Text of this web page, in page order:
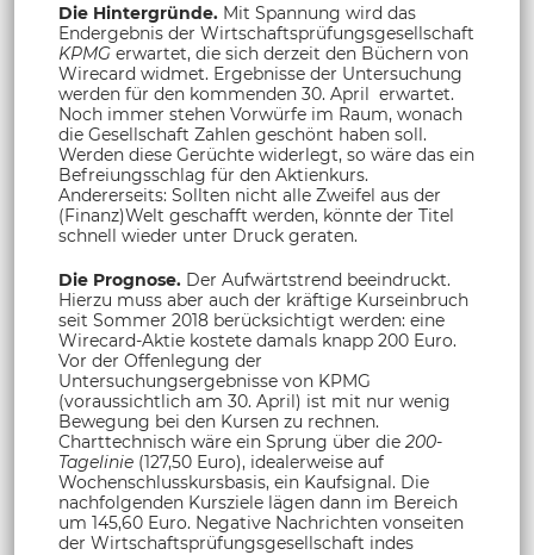
Die Hintergründe. Mit Spannung wird das
Endergebnis der Wirtschaftsprüfungsgesellschaft
KPMG erwartet, die sich derzeit den Büchern von
Wirecard widmet. Ergebnisse der Untersuchung
werden für den kommenden 30. April erwartet.
Noch immer stehen Vorwürfe im Raum, wonach
die Gesellschaft Zahlen geschönt haben soll.
Werden diese Gerüchte widerlegt, so wäre das ein
Befreiungsschlag für den Aktienkurs.
Andererseits: Sollten nicht alle Zweifel aus der
(Finanz)Welt geschafft werden, könnte der Titel
schnell wieder unter Druck geraten.
Die Prognose. Der Aufwärtstrend beeindruckt.
Hierzu muss aber auch der kräftige Kurseinbruch
seit Sommer 2018 berücksichtigt werden: eine
Wirecard-Aktie kostete damals knapp 200 Euro.
Vor der Offenlegung der
Untersuchungsergebnisse von KPMG
(voraussichtlich am 30. April) ist mit nur wenig
Bewegung bei den Kursen zu rechnen.
Charttechnisch wäre ein Sprung über die 200-
Tagelinie (127,50 Euro), idealerweise auf
Wochenschlusskursbasis, ein Kaufsignal. Die
nachfolgenden Kursziele lägen dann im Bereich
um 145,60 Euro. Negative Nachrichten vonseiten
der Wirtschaftsprüfungsgesellschaft indes